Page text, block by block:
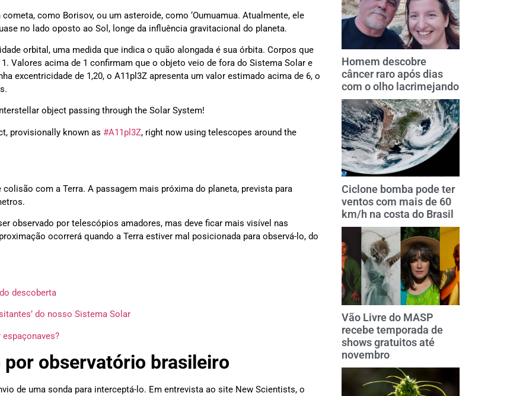
como Borisov, ou um asteroide, como ‘Oumuamua. Atualmente, ele
no lado oposto ao Sol, longe da influência gravitacional do planeta.
orbital, uma medida que indica o quão alongada é sua órbita. Corpos que
Valores acima de 1 confirmam que o objeto veio de fora do Sistema Solar e
excentricidade de 1,20, o A11pl3Z apresenta um valor estimado acima de 6, o
object passing through the Solar System!
provisionally known as #A11pl3Z, right now using telescopes around the
colisão com a Terra. A passagem mais próxima do planeta, prevista para
observado por telescópios amadores, mas deve ficar mais visível nas
ocorrerá quando a Terra estiver mal posicionada para observá-lo, do
descoberta
do nosso Sistema Solar
por observatório brasileiro
de uma sonda para interceptá-lo. Em entrevista ao site New Scientists, o
Homem descobre
câncer raro após dias
com o olho lacrimejando
Ciclone bomba pode ter
ventos com mais de 60
km/h na costa do Brasil
Vão Livre do MASP
recebe temporada de
shows gratuitos até
novembro